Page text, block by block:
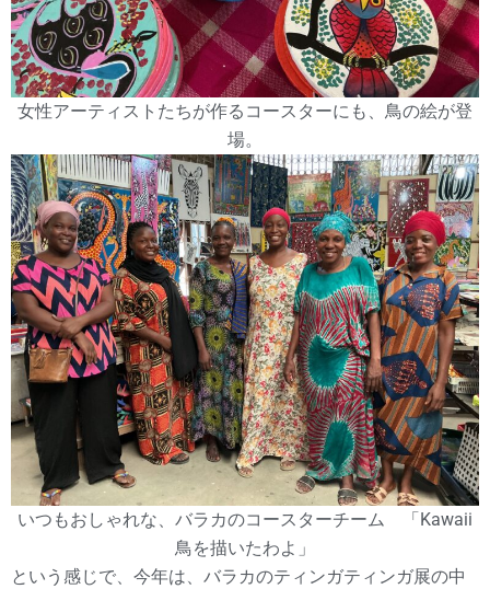
女性アーティストたちが作るコースターにも、鳥の絵が登
場。
いつもおしゃれな、バラカのコースターチーム 「Kawaii
鳥を描いたわよ」
という感じで、今年は、バラカのティンガティンガ展の中